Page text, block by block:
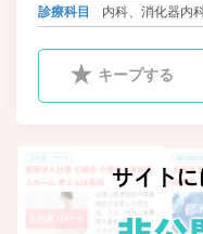
中央本線 茅野駅
診療科目 内科、消化器内
キープする